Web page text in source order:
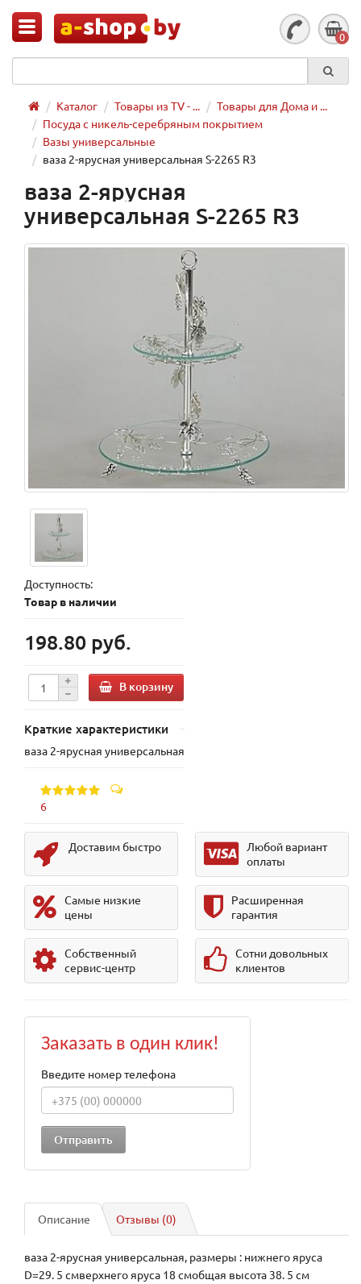
0
Каталог Товары из TV - ...
Товары для Дома и ...
Посуда с никель-серебряным покрытием
Вазы универсальные
ваза 2-ярусная универсальная S-2265 R3
ваза 2-ярусная
универсальная S-2265 R3
Доступность:
Товар в наличии
198.80 руб.
В корзину
Краткие характеристики
ваза 2-ярусная универсальная
6
Доставим быстро
Любой вариант
оплаты
Самые низкие
цены
Расширенная
гарантия
Собственный
сервис-центр
Сотни довольных
клиентов
Заказать в один клик!
Введите номер телефона
Описание Отзывы (0)
ваза 2-ярусная универсальная, размеры : нижнего яруса
D=29. 5 смверхнего яруса 18 смобщая высота 38. 5 см